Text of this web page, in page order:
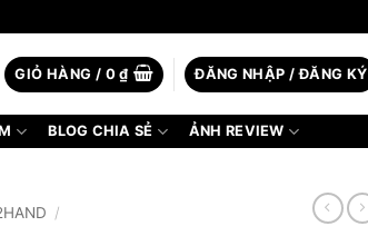
GIỎ HÀNG / 0₫ ĐĂNG NHẬP / ĐĂNG KÝ
BLOG CHIA SẺ ẢNH REVIEW
/